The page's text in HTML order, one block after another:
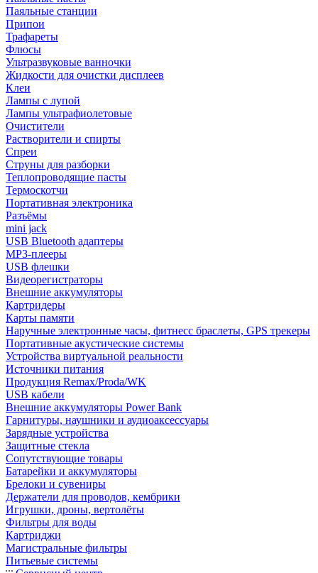
Паяльные станции
Припои
Трафареты
Флюсы
Ультразвуковые ванночки
Жидкости для очистки дисплеев
Клеи
Лампы с лупой
Лампы ультрафиолетовые
Очистители
Растворители и спирты
Спреи
Струны для разборки
Теплопроводящие пасты
Термоскотчи
Портативная электроника
Разъёмы
mini jack
USB Bluetooth адаптеры
MP3-плееры
USB флешки
Видеорегистраторы
Внешние аккумуляторы
Картридеры
Карты памяти
Наручные электронные часы, фитнесс браслеты, GPS трекеры
Портативные акустические системы
Устройства виртуальной реальности
Источники питания
Продукция Remax/Proda/WK
USB кабели
Внешние аккумуляторы Power Bank
Гарнитуры, наушники и аудиоаксессуары
Зарядные устройства
Защитные стекла
Сопутствующие товары
Батарейки и аккумуляторы
Брелоки и сувениры
Держатели для проводов, кембрики
Игрушки, дроны, вертолёты
Фильтры для воды
Картриджи
Магистральные фильтры
Питьевые системы